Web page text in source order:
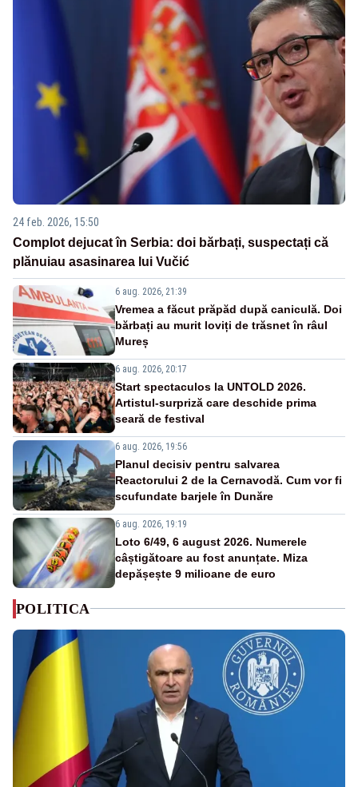
24 feb. 2026, 15:50
Complot dejucat în Serbia: doi bărbați, suspectați că
plănuiau asasinarea lui Vučić
6 aug. 2026, 21:39
Vremea a făcut prăpăd după caniculă. Doi
bărbați au murit loviți de trăsnet în râul
Mureș
6 aug. 2026, 20:17
Start spectaculos la UNTOLD 2026.
Artistul-surpriză care deschide prima
seară de festival
6 aug. 2026, 19:56
Planul decisiv pentru salvarea
Reactorului 2 de la Cernavodă. Cum vor fi
scufundate barjele în Dunăre
6 aug. 2026, 19:19
Loto 6/49, 6 august 2026. Numerele
câștigătoare au fost anunțate. Miza
depășește 9 milioane de euro
POLITICA